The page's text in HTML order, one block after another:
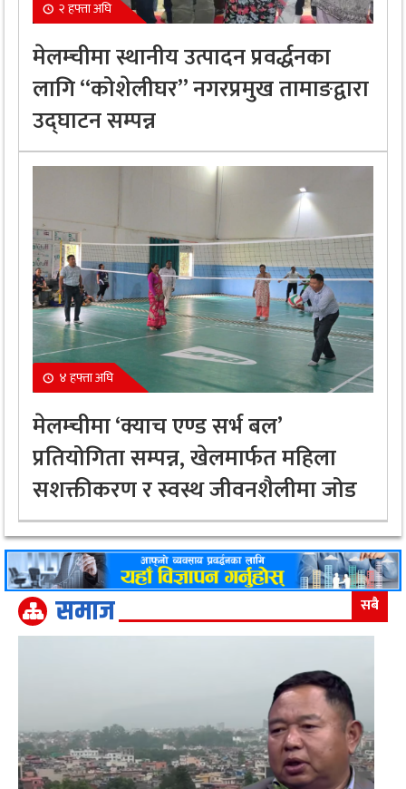
२ हफ्ता अघि
मेलम्चीमा स्थानीय उत्पादन प्रवर्द्धनका
लागि “कोशेलीघर” नगरप्रमुख तामाङद्वारा
उद्घाटन सम्पन्न
४ हफ्ता अघि
मेलम्चीमा ‘क्याच एण्ड सर्भ बल’
प्रतियोगिता सम्पन्न, खेलमार्फत महिला
सशक्तीकरण र स्वस्थ जीवनशैलीमा जोड
समाज सबै